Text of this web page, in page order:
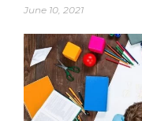
June 10, 2021